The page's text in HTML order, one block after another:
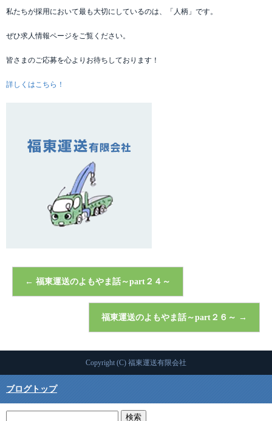
私たちが採用において最も大切にしているのは、「人柄」です。
ぜひ求人情報ページをご覧ください。
皆さまのご応募を心よりお待ちしております！
詳しくはこちら！
← 福東運送のよもやま話～part２４～
福東運送のよもやま話～part２６～ →
Copyright (C) 福東運送有限会社
ブログトップ